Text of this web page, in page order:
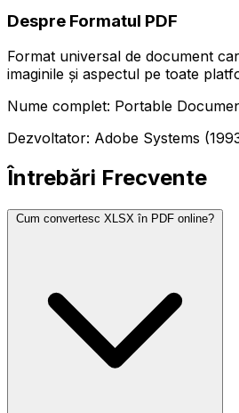
Despre Formatul PDF
Format universal de document
imaginile și aspectul pe toate
Nume complet: Portable
Dezvoltator: Adobe Systems
Întrebări Frecvente
Cum convertesc XLSX în PDF online?